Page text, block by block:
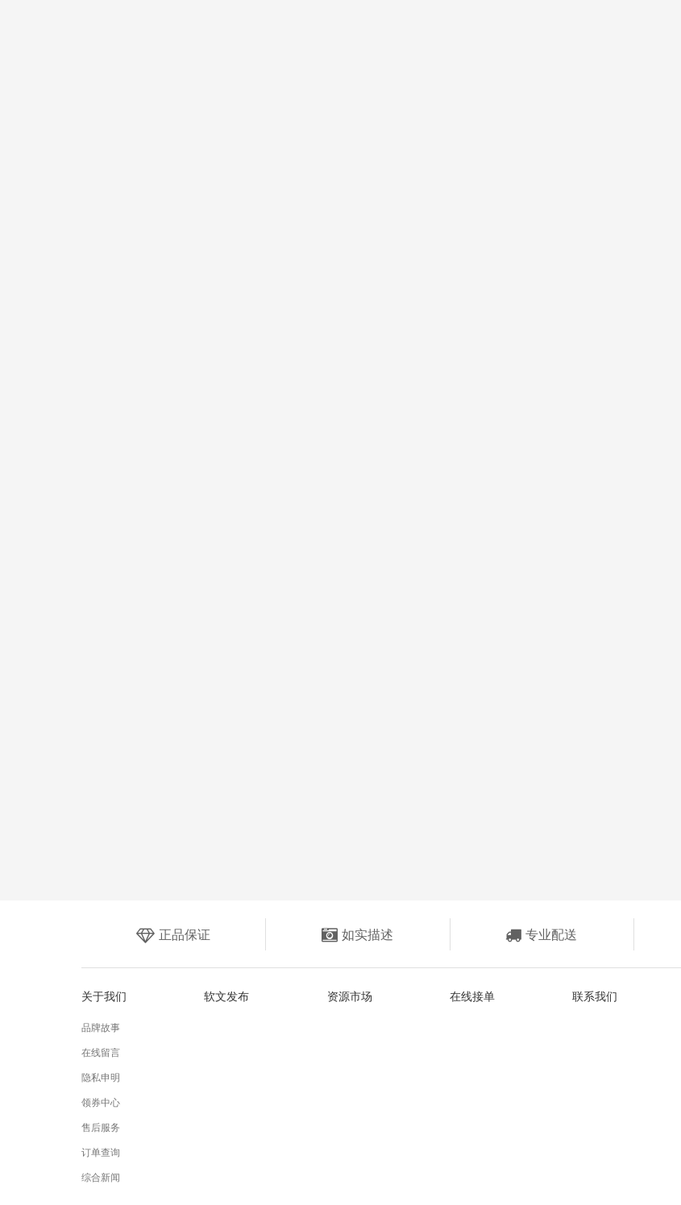
正品保证 如实描述 专业配送
关于我们
品牌故事
在线留言
隐私申明
领券中心
售后服务
订单查询
综合新闻
软文发布 资源市场 在线接单 联系我们